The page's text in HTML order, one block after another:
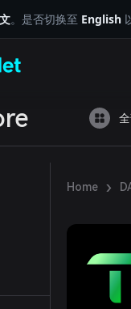
。是否切换至 English
Home ›